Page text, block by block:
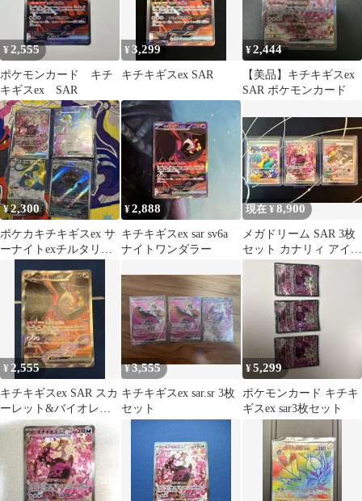
¥2,555
ポケモンカード キチ
キギスex SAR
¥3,299
キチキギスex SAR
¥2,444
【美品】キチキギスex
SAR ポケモンカード
¥2,300
ポケカキチキギスex サ
ーナイトexチルタリス
¥2,888
キチキギスex sar sv6a
ナイトワンダラー
現在 ¥8,900
メガドリーム SAR 3枚
セット カナリィ アイリ
ス キチキギス
¥2,555
キチキギスex SAR スカ
ーレット&バイオレッ
ト 拡張パック ナイトワ
ンダラ…
¥3,555
キチキギスex sar.sr 3枚
セット
¥5,299
ポケモンカード キチキ
ギスex sar3枚セット